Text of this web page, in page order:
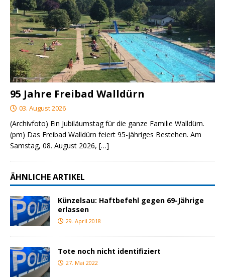
95 Jahre Freibad Walldürn
03. August 2026
(Archivfoto) Ein Jubiläumstag für die ganze Familie Walldürn.
(pm) Das Freibad Walldürn feiert 95-jähriges Bestehen. Am
Samstag, 08. August 2026, […]
ÄHNLICHE ARTIKEL
Künzelsau: Haftbefehl gegen 69-Jährige
erlassen
29. April 2018
Tote noch nicht identifiziert
27. Mai 2022